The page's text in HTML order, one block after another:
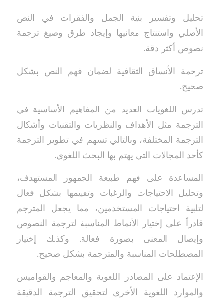
تحليل وتفسير بنية الجمل والفقرات في النص
الأصلي واستنتاج معانيها وإيجاد طرق وصيغ ترجمة
نصوص أكثر دقة.
ترجمة الأنساق الثقافية لضمان فهم النص بشكل
صحيح.
تدرس اللغويات العديد من المفاهيم الأساسية في
الترجمة مثل الأهداف والنظريات والتقنيات وأشكال
الترجمة المختلفة، وبالتالي تسهم في تطوير الترجمة
كأحد المجالات التي يهتم بها البحث اللغوي.
المساعدة على فهم طبيعة الجمهور المستهدف،
وتحليل الاحتياجات والرغبات وتقييمها بشكل فعال
لتلبية احتياجات المستخدمين، مما يجعل المترجم
قادراً على إختيار الأنماط المناسبة لترجمة النصوص
وإيصال المعنى بصورة فعالة. وكذلك إختيار
المصطلحات المناسبة والمترجمة بشكل صحيح.
الإعتماد على المصادر اللغوية والمعاجم والقواميس
والموارد اللغوية الأخرى لتحقيق الترجمة الدقيقة